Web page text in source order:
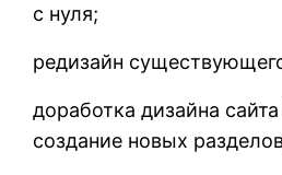
с нуля;
редизайн
доработка дизайна
создание новых